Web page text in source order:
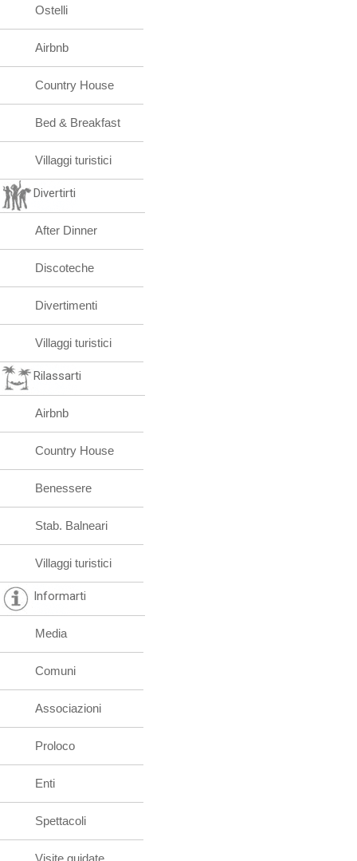
Ostelli
Airbnb
Country House
Bed & Breakfast
Villaggi turistici
Divertirti
After Dinner
Discoteche
Divertimenti
Villaggi turistici
Rilassarti
Airbnb
Country House
Benessere
Stab. Balneari
Villaggi turistici
Informarti
Media
Comuni
Associazioni
Proloco
Enti
Spettacoli
Visite guidate